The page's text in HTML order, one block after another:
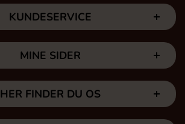
KUNDESERVICE
MINE SIDER
HER FINDER DU OS